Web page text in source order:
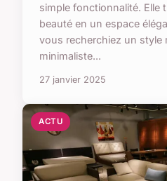
simple fonctionnalité. Elle
beauté en un espace
vous recherchiez un style
minimaliste...
27 janvier 2025
ACTU